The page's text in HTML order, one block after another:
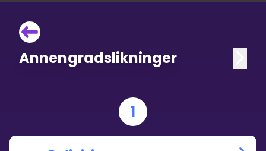
Annengradslikninger
1